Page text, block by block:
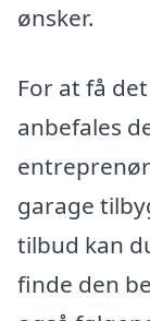
ønsker.
For at få
anbefales
garage
tilbud kan
finde den